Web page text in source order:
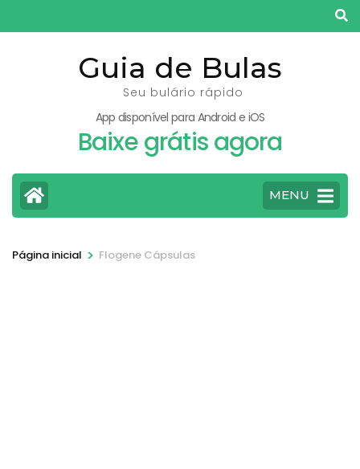
para
Guia de Bulas
Seu bulário rápido
App disponível para Android e iOS
Baixe grátis agora
MENU
Página inicial > Flogene Cápsulas